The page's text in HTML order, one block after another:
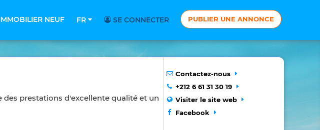
NEUF FR SE CONNECTER PUBLIER UNE ANNONCE
prestations d'excellente qualité et un
Contactez-nous
+212 6 61 31 30 19
Visiter le site web
Facebook